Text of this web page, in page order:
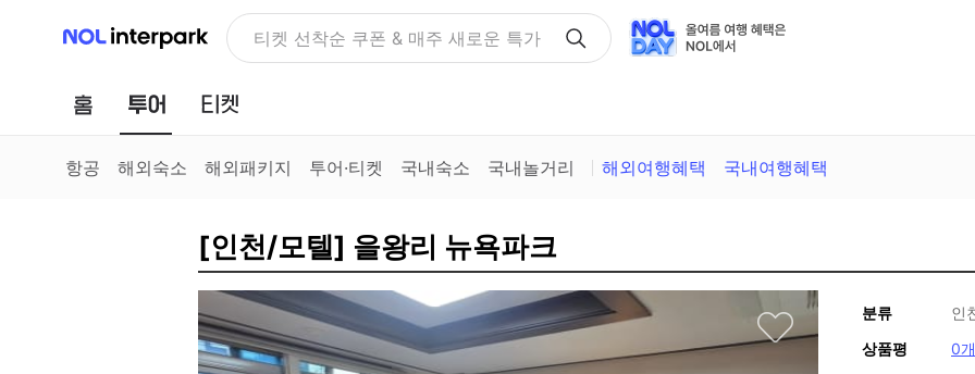
NOL 인터파크 NOLDAY, 최대 70% 여행 혜택
홈 투어
항공 해외숙소 해외패키지 투어·티켓 국내숙소 국내놀거리 해외여행혜택 국내여행혜택
[인천/모텔] 을왕리 뉴욕파크
분류
인
상품평
0개